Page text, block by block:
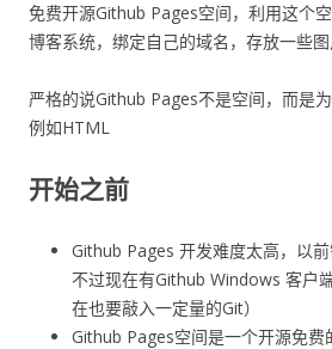
免费开源Github Pages空间，利用这个
博客系统，绑定自己的域名，存放一些图
严格的说Github Pages不是空间，而是
例如HTML
开始之前
Github Pages 开发难度太高，以前
不过现在有Github Windows 客户
在也要敲入一定量的Git）
Github Pages空间是一个开源免费